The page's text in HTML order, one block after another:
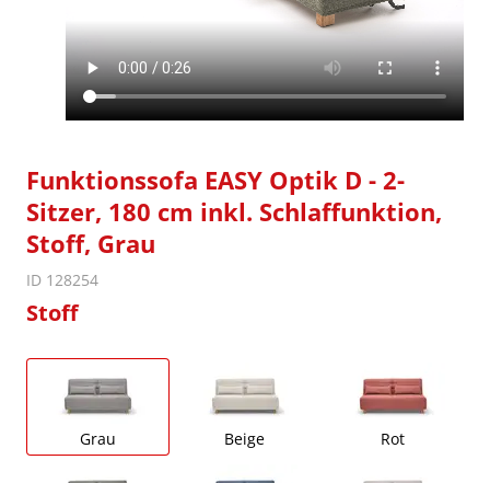
Funktionssofa EASY Optik D - 2-
Sitzer, 180 cm inkl. Schlaffunktion,
Stoff, Grau
ID 128254
Stoff
Grau Beige Rot